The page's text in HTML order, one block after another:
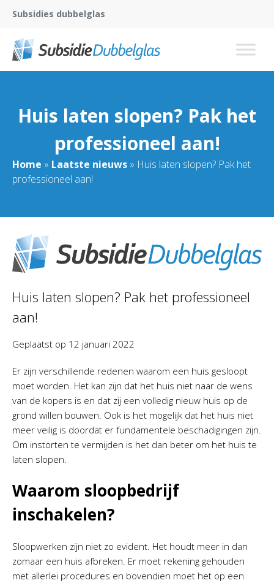
Subsidies dubbelglas
Huis laten slopen? Pak het
professioneel aan!
Home » Laatste nieuws » Huis laten slopen? Pak het
professioneel aan!
Huis laten slopen? Pak het professioneel
aan!
Geplaatst op 12 januari 2022
Er zijn verschillende redenen waarom een huis gesloopt
moet worden. Het kan zijn dat het huis niet naar de wens
van de kopers is en dat zij een volledig nieuw huis op de
grond willen bouwen. Ook is het mogelijk dat het huis niet
meer veilig is doordat er fundamentele beschadigingen zijn.
Om instorten te vermijden is het dan beter om het huis te
laten slopen.
Waarom sloopbedrijf
inschakelen?
Sloopwerken zijn niet zo evident. Het houdt meer in dan
zomaar een huis afbreken. Er moet rekening gehouden
met allerlei procedures en bovendien moet het op een